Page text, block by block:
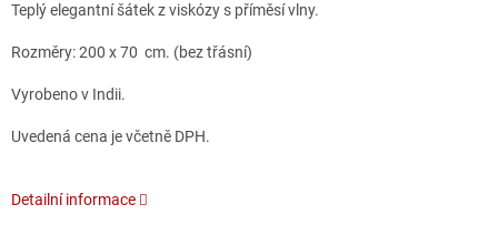
Teplý elegantní šátek z viskózy s příměsí vlny.
Rozměry: 200 x 70 cm. (bez třásní)
Vyrobeno v Indii.
Uvedená cena je včetně DPH.
Detailní informace